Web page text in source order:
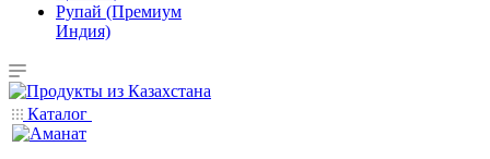
Рупай (Премиум
Индия)
Каталог